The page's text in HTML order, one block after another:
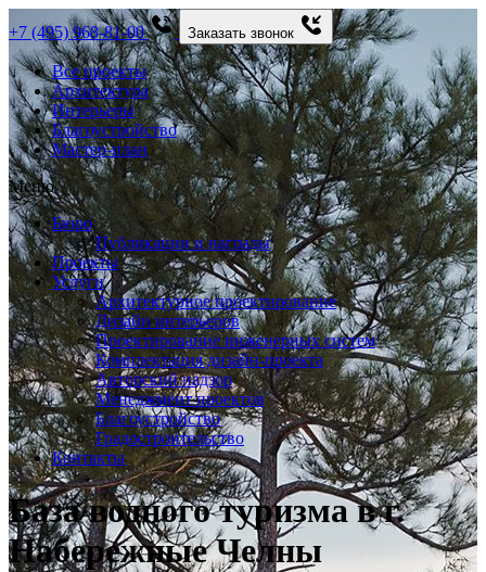
+7 (495) 968-81-00 Заказать звонок
Все проекты
Архитектура
Интерьеры
Благоустройство
Мастер-план
Меню
Бюро
Публикации и награды
Проекты
Услуги
Архитектурное проектирование
Дизайн интерьеров
Проектирование инженерных систем
Комплектация дизайн-проекта
Авторский надзор
Менеджмент проектов
Благоустройство
Градостроительство
Контакты
База водного туризма в г.
Набережные Челны